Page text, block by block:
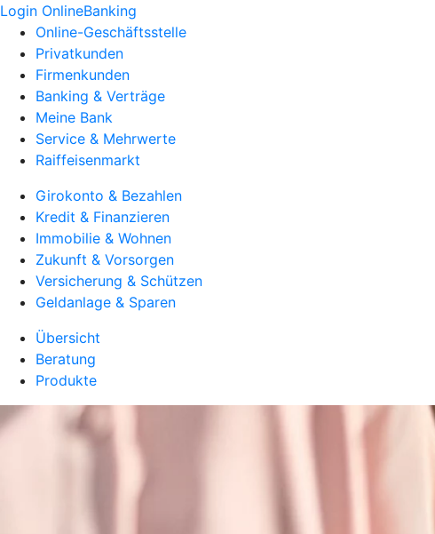
Login OnlineBanking
Online-Geschäftsstelle
Privatkunden
Firmenkunden
Banking & Verträge
Meine Bank
Service & Mehrwerte
Raiffeisenmarkt
Girokonto & Bezahlen
Kredit & Finanzieren
Immobilie & Wohnen
Zukunft & Vorsorgen
Versicherung & Schützen
Geldanlage & Sparen
Übersicht
Beratung
Produkte